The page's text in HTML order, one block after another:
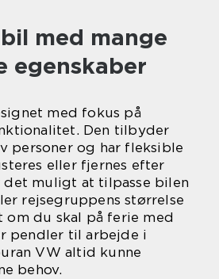
med mange
med fokus på
Den tilbyder
personer og har fleksible
eller fjernes efter
det muligt at tilpasse bilen
rejsegruppens størrelse
om du skal på ferie med
pendler til arbejde i
VW altid kunne
behov.